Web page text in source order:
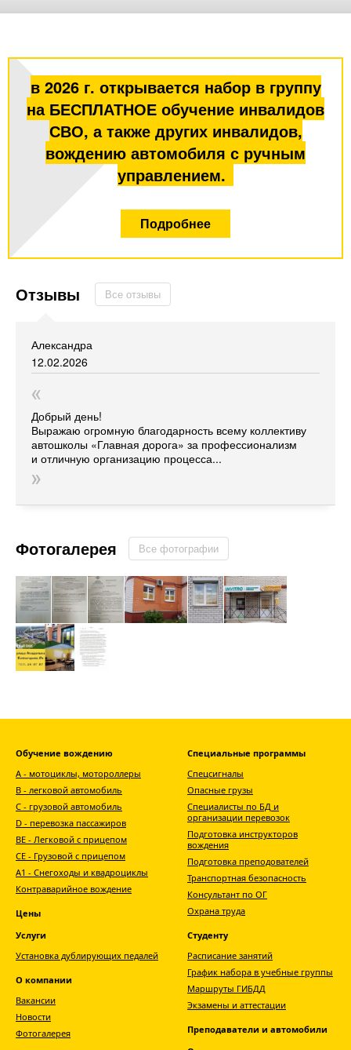
в 2026 г. открывается набор в группу
на БЕСПЛАТНОЕ обучение инвалидов
СВО, а также других инвалидов,
вождению автомобиля с ручным
управлением.
Подробнее
Отзывы Все отзывы
Александра
12.02.2026
Добрый день!
Выражаю огромную благодарность всему коллективу
автошколы «Главная дорога» за профессионализм
и отличную организацию процесса...
Фотогалерея Все фотографии
Обучение вождению
А - мотоциклы, мотороллеры
В - легковой автомобиль
С - грузовой автомобиль
D - перевозка пассажиров
ВЕ - Легковой с прицепом
СЕ - Грузовой с прицепом
A1 - Снегоходы и квадроциклы
Контраварийное вождение
Цены
Услуги
Установка дублирующих педалей
О компании
Вакансии
Новости
Фотогалерея
Специальные программы
Спецсигналы
Опасные грузы
Специалисты по БД и
организации перевозок
Подготовка инструкторов
вождения
Подготовка преподователей
Транспортная безопасность
Консультант по ОГ
Охрана труда
Студенту
Расписание занятий
График набора в учебные группы
Маршруты ГИБДД
Экзамены и аттестации
Преподаватели и автомобили